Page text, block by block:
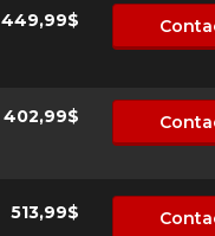
449,99$
402,99$
513,99$